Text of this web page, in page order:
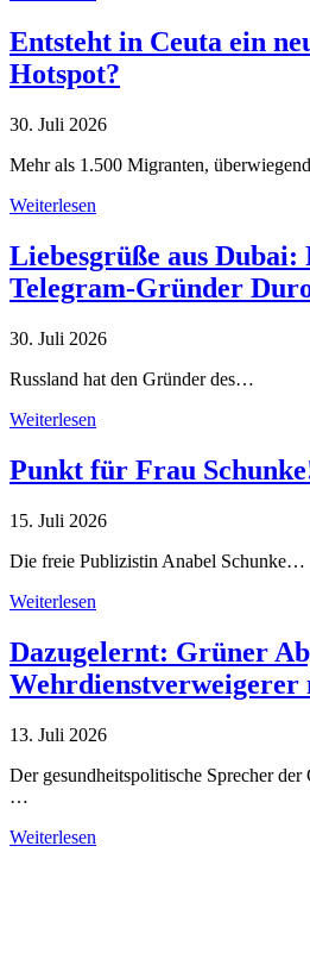
Entsteht in Ceuta ein
Hotspot?
30. Juli 2026
Mehr als 1.500 Migranten,
Weiterlesen
Liebesgrüße aus Dubai:
Telegram-Gründer
30. Juli 2026
Russland hat den Gründer des…
Weiterlesen
Punkt für Frau
15. Juli 2026
Die freie Publizistin Anabel Schunke…
Weiterlesen
Dazugelernt: Grüner
Wehrdienstverweigerer
13. Juli 2026
Der gesundheitspolitische Sprecher
…
Weiterlesen